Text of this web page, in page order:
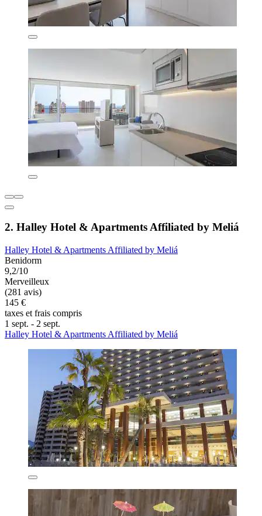
2. Halley Hotel & Apartments Affiliated by Meliá
Halley Hotel & Apartments Affiliated by Meliá
Benidorm
9,2/10
Merveilleux
(281 avis)
145 €
taxes et frais compris
1 sept. - 2 sept.
Halley Hotel & Apartments Affiliated by Meliá